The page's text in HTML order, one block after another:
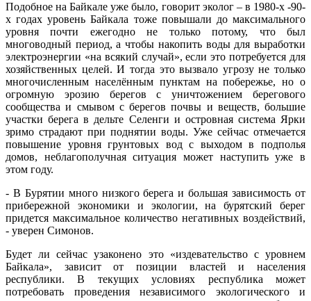
Подобное на Байкале уже было, говорит эколог – в 1980-х -90-
х годах уровень Байкала тоже повышали до максимального
уровня почти ежегодно не только потому, что был
многоводный период, а чтобы накопить воды для выработки
электроэнергии «на всякий случай», если это потребуется для
хозяйственных целей. И тогда это вызвало угрозу не только
многочисленным населённым пунктам на побережье, но о
огромную эрозию берегов с уничтожением берегового
сообщества и смывом с берегов почвы и веществ, большие
участки берега в дельте Селенги и островная система Ярки
зримо страдают при поднятии воды. Уже сейчас отмечается
повышение уровня грунтовых вод с выходом в подполья
домов, неблагополучная ситуация может наступить уже в
этом году.
- В Бурятии много низкого берега и большая зависимость от
прибережной экономики и экологии, на бурятский берег
придется максимальное количество негативных воздействий,
- уверен Симонов.
Будет ли сейчас узаконено это «издевательство с уровнем
Байкала», зависит от позиции властей и населения
республики. В текущих условиях республика может
потребовать проведения независимого экологического и